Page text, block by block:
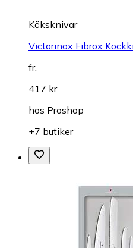
Köksknivar
Victorinox Fibrox
fr.
417 kr
hos Proshop
+7 butiker